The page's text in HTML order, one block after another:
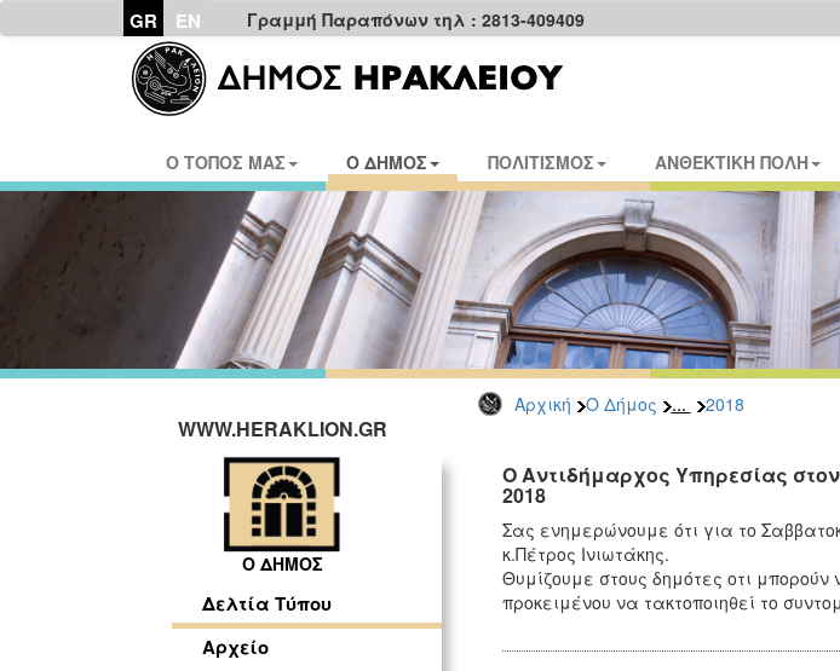
GR EN Γραμμή Παραπόνων τηλ : 2813-409409
Ο ΤΟΠΟΣ ΜΑΣ Ο ΔΗΜΟΣ ΠΟΛΙΤΙΣΜΟΣ ΑΝΘΕΚΤΙΚΗ ΠΟΛΗ
Αρχική Ο Δήμος ... 2018
WWW.HERAKLION.GR
Ο ΔΗΜΟΣ
Δελτία Τύπου
Αρχείο
Ο Αντιδήμαρχος Υπηρεσίας
2018
Σας ενημερώνουμε ότι για το
κ.Πέτρος Ινιωτάκης.
Θυμίζουμε στους δημότες οτι
προκειμένου να τακτοποιηθεί το